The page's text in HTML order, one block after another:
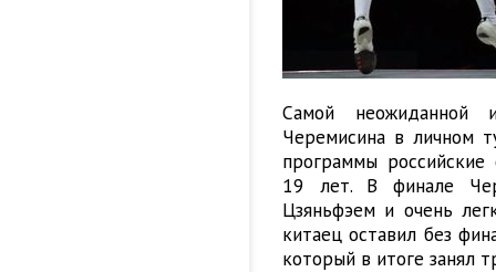
Самой неожиданной
Черемисина в личном
программы
19 лет. В финале
Цзяньфэем и очень
китаец оставил без
который в итоге занял